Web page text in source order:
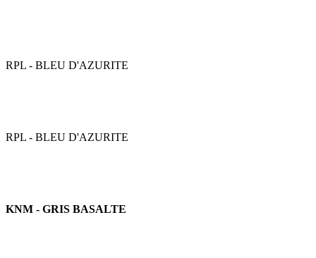
RPL - BLEU D'AZURITE
RPL - BLEU D'AZURITE
KNM - GRIS BASALTE